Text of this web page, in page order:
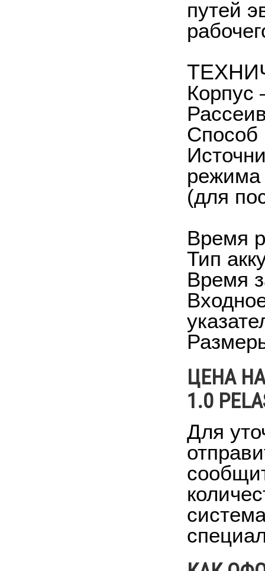
путей
Корпус
Способ
режима
(для
Время
Тип
Время
ЦЕНА
1.0
Для